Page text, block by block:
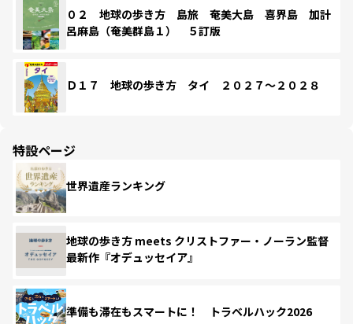
０２ 地球の歩き方 島旅 奄美大島 喜界島 加計
呂麻島（奄美群島１） ５訂版
Ｄ１７ 地球の歩き方 タイ ２０２７～２０２８
特設ページ
世界遺産ランキング
地球の歩き方 meets クリストファー・ノーラン監督
最新作『オデュッセイア』
準備も滞在もスマートに！ トラベルハック2026